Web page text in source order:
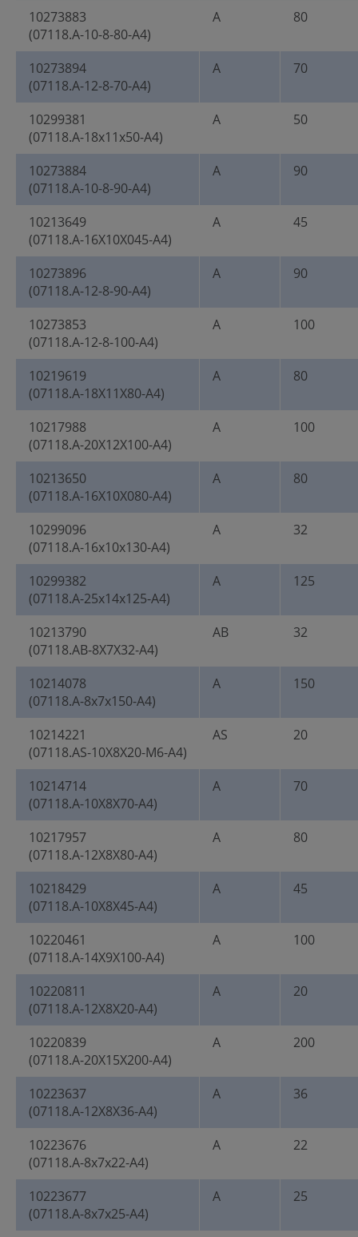
10273883
(07118.A-10-8-80-A4)
A 80
10273894
(07118.A-12-8-70-A4)
A 70
10299381
(07118.A-18x11x50-A4)
A 50
10273884
(07118.A-10-8-90-A4)
A 90
10213649
(07118.A-16X10X045-A4)
A 45
10273896
(07118.A-12-8-90-A4)
A 90
10273853
(07118.A-12-8-100-A4)
A 100
10219619
(07118.A-18X11X80-A4)
A 80
10217988
(07118.A-20X12X100-A4)
A 100
10213650
(07118.A-16X10X080-A4)
A 80
10299096
(07118.A-16x10x130-A4)
A 32
10299382
(07118.A-25x14x125-A4)
A 125
10213790
(07118.AB-8X7X32-A4)
AB 32
10214078
(07118.A-8x7x150-A4)
A 150
10214221
(07118.AS-10X8X20-M6-A4)
AS 20
10214714
(07118.A-10X8X70-A4)
A 70
10217957
(07118.A-12X8X80-A4)
A 80
10218429
(07118.A-10X8X45-A4)
A 45
10220461
(07118.A-14X9X100-A4)
A 100
10220811
(07118.A-12X8X20-A4)
A 20
10220839
(07118.A-20X15X200-A4)
A 200
10223637
(07118.A-12X8X36-A4)
A 36
10223676
(07118.A-8x7x22-A4)
A 22
10223677
(07118.A-8x7x25-A4)
A 25